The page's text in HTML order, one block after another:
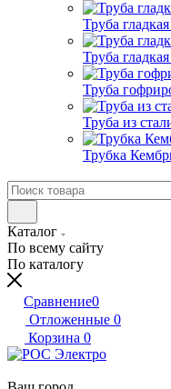
Труба
Труба
Труба
Труба из
Трубка
Каталог
По всему сайту
По каталогу
Сравнение0
Отложенные 0
Корзина 0